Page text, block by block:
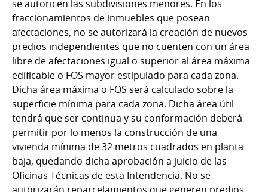
se autoricen las subdivisiones menores. En los
fraccionamientos de inmuebles que posean
afectaciones, no se autorizará la creación de nuevos
predios independientes que no cuenten con un área
libre de afectaciones igual o superior al área máxima
edificable o FOS mayor estipulado para cada zona.
Dicha área máxima o FOS será calculado sobre la
superficie mínima para cada zona. Dicha área útil
tendrá que ser continua y su conformación deberá
permitir por lo menos la construcción de una
vivienda mínima de 32 metros cuadrados en planta
baja, quedando dicha aprobación a juicio de las
Oficinas Técnicas de esta Intendencia. No se